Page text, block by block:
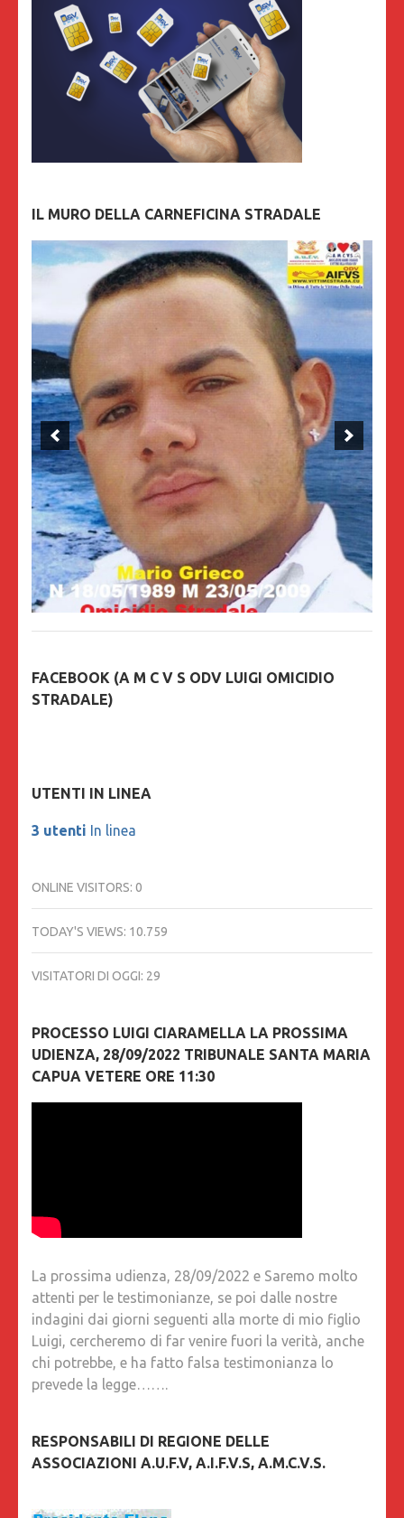
IL MURO DELLA CARNEFICINA STRADALE
FACEBOOK (A M C V S ODV LUIGI OMICIDIO
STRADALE)
UTENTI IN LINEA
3 utenti In linea
ONLINE VISITORS: 0
TODAY'S VIEWS: 10.759
VISITATORI DI OGGI: 29
PROCESSO LUIGI CIARAMELLA LA PROSSIMA
UDIENZA, 28/09/2022 TRIBUNALE SANTA MARIA
CAPUA VETERE ORE 11:30
La prossima udienza, 28/09/2022 e Saremo molto
attenti per le testimonianze, se poi dalle nostre
indagini dai giorni seguenti alla morte di mio figlio
Luigi, cercheremo di far venire fuori la verità, anche
chi potrebbe, e ha fatto falsa testimonianza lo
prevede la legge…….
RESPONSABILI DI REGIONE DELLE
ASSOCIAZIONI A.U.F.V, A.I.F.V.S, A.M.C.V.S.